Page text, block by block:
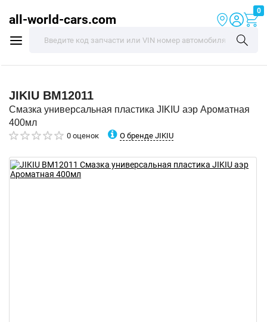
all-world-cars.com
0
JIKIU BM12011
Смазка универсальная пластика JIKIU аэр Ароматная
400мл
0 оценок О бренде JIKIU